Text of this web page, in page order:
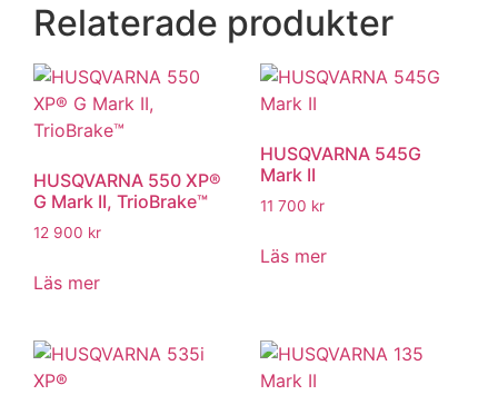
Relaterade produkter
HUSQVARNA 550 XP®
G Mark II, TrioBrake™
12 900 kr
Läs mer
HUSQVARNA 545G
Mark II
11 700 kr
Läs mer